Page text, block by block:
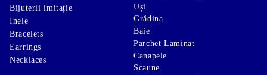
Bijuterii imitație
Inele
Bracelets
Earrings
Necklaces
Uși
Grădina
Baie
Parchet Laminat
Canapele
Scaune